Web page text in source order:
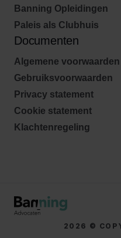
Banning Opleidingen
Paleis als Clubhuis
Documenten
Algemene voorwaarden
Gebruiksvoorwaarden
Privacy statement
Cookie statement
Klachtenregeling
2026 ©